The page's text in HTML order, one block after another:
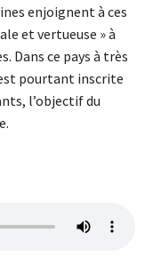
enjoignent à ces
et vertueuse » à
Dans ce pays à très
pourtant inscrite
l’objectif du